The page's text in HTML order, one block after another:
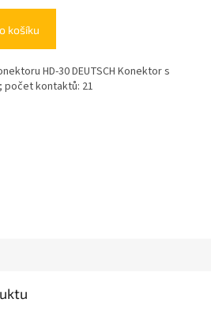
košíku
HD-30 DEUTSCH Konektor s
počet kontaktů: 21